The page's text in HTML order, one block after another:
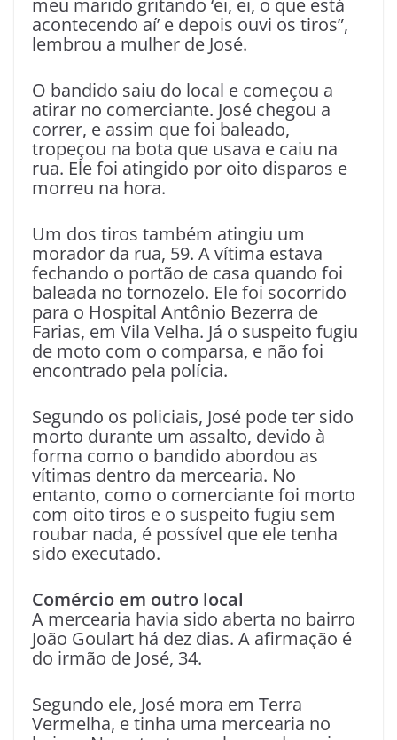
meu marido gritando ‘ei, ei, o que está
acontecendo aí’ e depois ouvi os tiros”,
lembrou a mulher de José.
O bandido saiu do local e começou a
atirar no comerciante. José chegou a
correr, e assim que foi baleado,
tropeçou na bota que usava e caiu na
rua. Ele foi atingido por oito disparos e
morreu na hora.
Um dos tiros também atingiu um
morador da rua, 59. A vítima estava
fechando o portão de casa quando foi
baleada no tornozelo. Ele foi socorrido
para o Hospital Antônio Bezerra de
Farias, em Vila Velha. Já o suspeito fugiu
de moto com o comparsa, e não foi
encontrado pela polícia.
Segundo os policiais, José pode ter sido
morto durante um assalto, devido à
forma como o bandido abordou as
vítimas dentro da mercearia. No
entanto, como o comerciante foi morto
com oito tiros e o suspeito fugiu sem
roubar nada, é possível que ele tenha
sido executado.
Comércio em outro local
A mercearia havia sido aberta no bairro
João Goulart há dez dias. A afirmação é
do irmão de José, 34.
Segundo ele, José mora em Terra
Vermelha, e tinha uma mercearia no